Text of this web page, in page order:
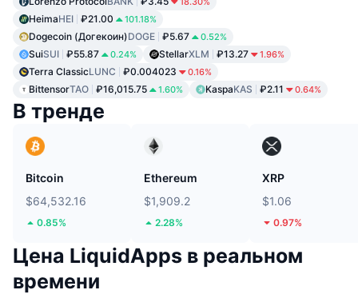
HeimaHEI ₽21.00 101.18%
Dogecoin (Догекоин)DOGE ₽5.67 0.52%
SuiSUI ₽55.87 0.24% StellarXLM ₽13.27 1.96%
Terra ClassicLUNC ₽0.004023 0.16%
BittensorTAO ₽16,015.75 1.60% KaspaKAS ₽2.11 0.64%
В тренде
Bitcoin
$64,532.16
0.85%
Ethereum
$1,909.2
2.28%
XRP
$1.06
0.97%
Цена LiquidApps в реальном
времени